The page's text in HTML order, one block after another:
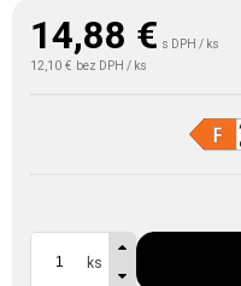
14,88 € s DPH / ks
12,10 € bez DPH / ks
ks